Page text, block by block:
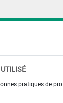
pratiques de